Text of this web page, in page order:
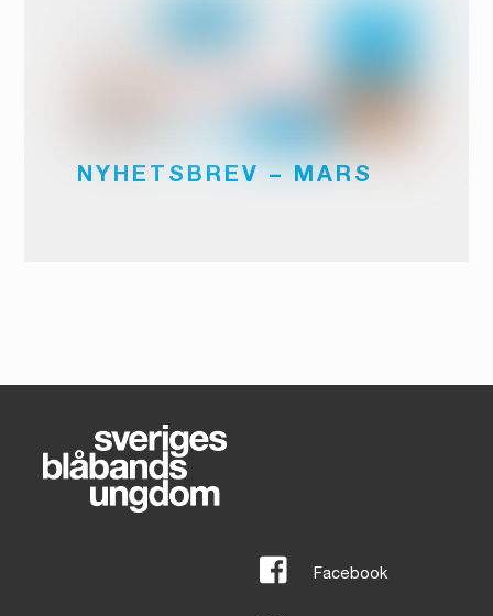
NYHETSBREV – MARS
Facebook